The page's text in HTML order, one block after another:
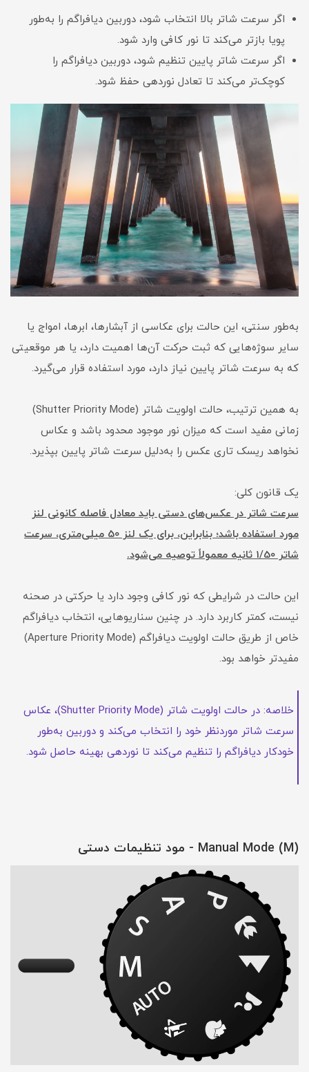
اگر سرعت شاتر بالا انتخاب شود، دوربین دیافراگم را به‌طور
پویا بازتر می‌کند تا نور کافی وارد شود.
اگر سرعت شاتر پایین تنظیم شود، دوربین دیافراگم را
کوچک‌تر می‌کند تا تعادل نوردهی حفظ شود.
به‌طور سنتی، این حالت برای عکاسی از آبشارها، ابرها، امواج یا
سایر سوژه‌هایی که ثبت حرکت آن‌ها اهمیت دارد، یا هر موقعیتی
که به سرعت شاتر پایین نیاز دارد، مورد استفاده قرار می‌گیرد.
به همین ترتیب، حالت اولویت شاتر (Shutter Priority Mode)
زمانی مفید است که میزان نور موجود محدود باشد و عکاس
نخواهد ریسک تاری عکس را به‌دلیل سرعت شاتر پایین بپذیرد.
یک قانون کلی:
سرعت شاتر در عکس‌های دستی باید معادل فاصله کانونی لنز
مورد استفاده باشد؛ بنابراین، برای یک لنز 50 میلی‌متری، سرعت
شاتر 1/50 ثانیه معمولاً توصیه می‌شود.
این حالت در شرایطی که نور کافی وجود دارد یا حرکتی در صحنه
نیست، کمتر کاربرد دارد. در چنین سناریوهایی، انتخاب دیافراگم
خاص از طریق حالت اولویت دیافراگم (Aperture Priority Mode)
مفیدتر خواهد بود.
خلاصه: در حالت اولویت شاتر (Shutter Priority Mode)، عکاس
سرعت شاتر موردنظر خود را انتخاب می‌کند و دوربین به‌طور
خودکار دیافراگم را تنظیم می‌کند تا نوردهی بهینه حاصل شود.
Manual Mode (M) - مود تنظیمات دستی